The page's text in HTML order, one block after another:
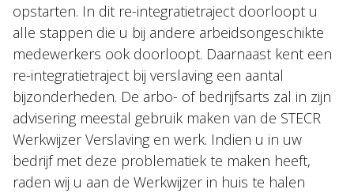
opstarten. In dit re-integratietraject doorloopt u
alle stappen die u bij andere arbeidsongeschikte
medewerkers ook doorloopt. Daarnaast kent een
re-integratietraject bij verslaving een aantal
bijzonderheden. De arbo- of bedrijfsarts zal in zijn
advisering meestal gebruik maken van de STECR
Werkwijzer Verslaving en werk. Indien u in uw
bedrijf met deze problematiek te maken heeft,
raden wij u aan de Werkwijzer in huis te halen